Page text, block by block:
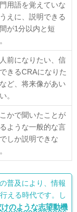
用語を覚えていな
えに、説明できる
が1分以内と短
前になりたい、信
きるCRAになりた
ど、将来像があい
。
かで聞いたことが
ような一般的な言
しか説明できな
普及により、情報
える時代です。し
のような志望動機